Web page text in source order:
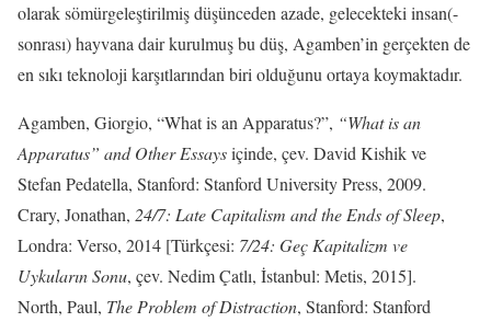
olarak sömürgeleştirilmiş düşünceden azade, gelecekteki insan(-
sonrası) hayvana dair kurulmuş bu düş, Agamben’in gerçekten de
en sıkı teknoloji karşıtlarından biri olduğunu ortaya koymaktadır.
Agamben, Giorgio, “What is an Apparatus?”, “What is an
Apparatus” and Other Essaysiçinde, çev. David Kishik ve
Stefan Pedatella, Stanford: Stanford University Press, 2009.
Crary, Jonathan, 24/7: Late Capitalism and the Ends of Sleep,
Londra: Verso, 2014 [Türkçesi: 7/24: Geç Kapitalizm ve
Uykuların Sonu, çev. Nedim Çatlı, İstanbul: Metis, 2015].
North, Paul, The Problem of Distraction, Stanford: Stanford